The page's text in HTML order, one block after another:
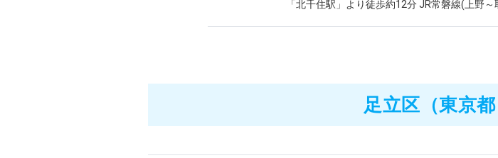
「北千住駅」より徒歩約12分 JR常磐線(上野
足立区（東京